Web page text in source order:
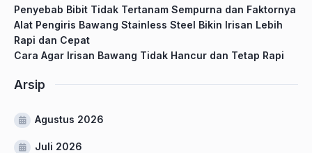
Penyebab Bibit Tidak Tertanam Sempurna dan Faktornya
Alat Pengiris Bawang Stainless Steel Bikin Irisan Lebih
Rapi dan Cepat
Cara Agar Irisan Bawang Tidak Hancur dan Tetap Rapi
Arsip
Agustus 2026
Juli 2026